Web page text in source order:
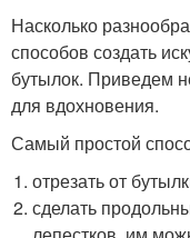
Насколько
способов создать
бутылок. Приведем
для вдохновения.
Самый простой
отрезать от
сделать